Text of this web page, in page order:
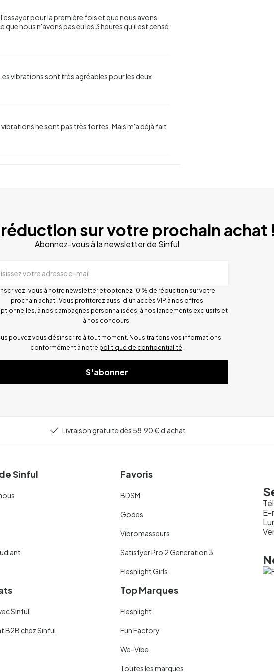
pour la première fois et que nous avons
nous n'avons pas eu les 3 heures qu'il est censé
vibrations sont très agréables pour les deux
ne sont pas très fortes. Mais m'a déjà fait
réduction sur votre prochain achat !
Abonnez-vous à la newsletter de Sinful
votre adresse e-mail
Inscrivez-vous à notre newsletter et obtenez 10 % de réduction sur votre
prochain achat ! Vous profiterez aussi d'un accès VIP à nos offres
à nos campagnes personnalisées, à nos lancements exclusifs et
à nos concours.
pouvez vous désinscrire à tout moment. Nous traitons vos informations
conformément à notre politique de confidentialité
S'abonner
Livraison gratuite dès 58,90 € d'achat
Sinful
Sinful
B2B chez Sinful
Favoris
BDSM
Godes
Vibromasseurs
Satisfyer Pro 2 Generation 3
Fleshlight Girls
Top Marques
Fleshlight
Fun Factory
We-Vibe
Toutes les marques
E-